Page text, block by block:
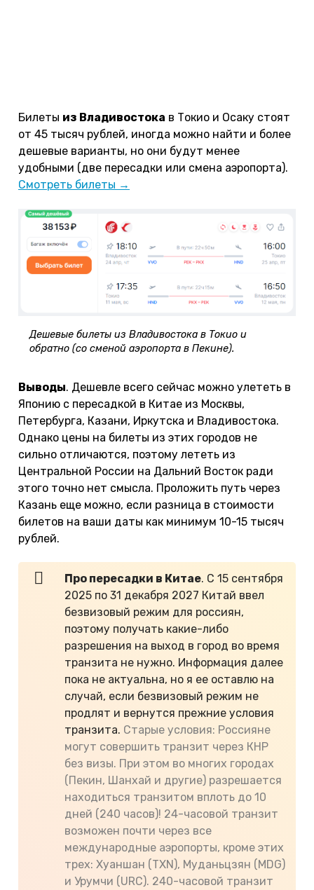
Билеты из Владивостока в Токио и Осаку стоят
от 45 тысяч рублей, иногда можно найти и более
дешевые варианты, но они будут менее
удобными (две пересадки или смена аэропорта).
Смотреть билеты →
Дешевые билеты из Владивостока в Токио и
обратно (со сменой аэропорта в Пекине).
Выводы. Дешевле всего сейчас можно улететь в
Японию с пересадкой в Китае из Москвы,
Петербурга, Казани, Иркутска и Владивостока.
Однако цены на билеты из этих городов не
сильно отличаются, поэтому лететь из
Центральной России на Дальний Восток ради
этого точно нет смысла. Проложить путь через
Казань еще можно, если разница в стоимости
билетов на ваши даты как минимум 10-15 тысяч
рублей.
Про пересадки в Китае. С 15 сентября
2025 по 31 декабря 2027 Китай ввел
безвизовый режим для россиян,
поэтому получать какие-либо
разрешения на выход в город во время
транзита не нужно. Информация далее
пока не актуальна, но я ее оставлю на
случай, если безвизовый режим не
продлят и вернутся прежние условия
транзита. Старые условия: Россияне
могут совершить транзит через КНР
без визы. При этом во многих городах
(Пекин, Шанхай и другие) разрешается
находиться транзитом вплоть до 10
дней (240 часов)! 24-часовой транзит
возможен почти через все
международные аэропорты, кроме этих
трех: Хуаншан (TXN), Муданьцзян (MDG)
и Урумчи (URC). 240-часовой транзит